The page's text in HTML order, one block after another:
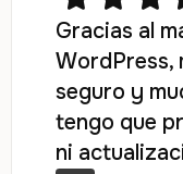
Gracias al
WordPress,
seguro y
tengo que
ni